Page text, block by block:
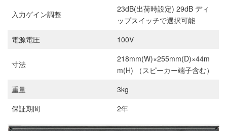
入力ゲイン調整
23dB(出荷時設定) 29dB ディ
ップスイッチで選択可能
電源電圧
100V
寸法
218mm(W)×255mm(D)×44m
m(H) （スピーカー端子含む）
重量
3kg
保証期間
2年